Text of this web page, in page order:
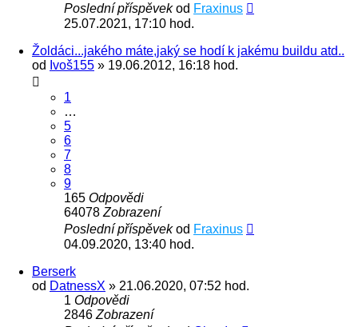
Poslední příspěvekod Fraxinus
25.07.2021, 17:10 hod.
Žoldáci...jakého máte,jaký se hodí k jakému buildu atd..
od Ivoš155 » 19.06.2012, 16:18 hod.
1
…
5
6
7
8
9
165 Odpovědi
64078 Zobrazení
Poslední příspěvekod Fraxinus
04.09.2020, 13:40 hod.
Berserk
od DatnessX » 21.06.2020, 07:52 hod.
1 Odpovědi
2846 Zobrazení